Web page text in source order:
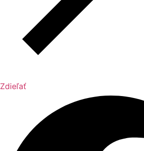
Zdieľať